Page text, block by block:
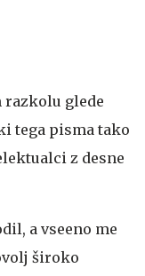
glede
tega pisma tako
z desne
a vseeno me
široko